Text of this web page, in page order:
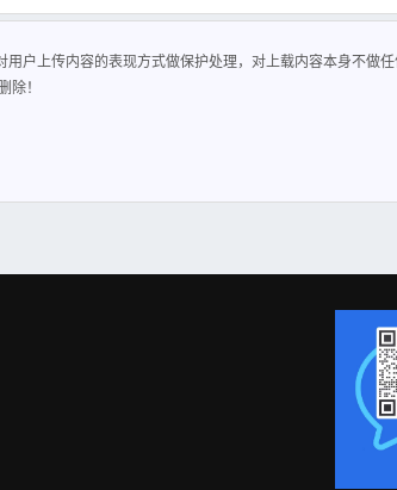
户上传内容的表现方式做保护处理，对上载内容本身不做
除！